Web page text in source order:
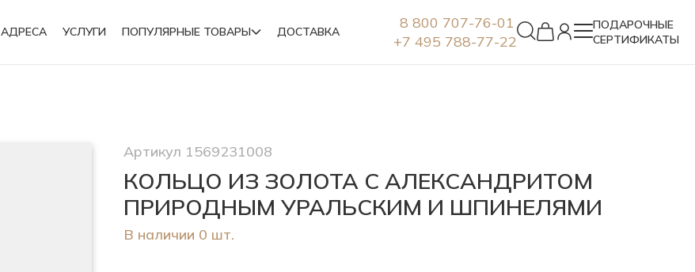
АДРЕСА УСЛУГИ ПОПУЛЯРНЫЕ ТОВАРЫ ДОСТАВКА
8 800 707-76-01
+7 495 788-77-22
ПОДАРОЧНЫЕ
СЕРТИФИКАТЫ
Броши
Артикул 1569231008
КОЛЬЦО ИЗ ЗОЛОТА С АЛЕКСАНДРИТОМ
ПРИРОДНЫМ УРАЛЬСКИМ И ШПИНЕЛЯМИ
В наличии 0 шт.